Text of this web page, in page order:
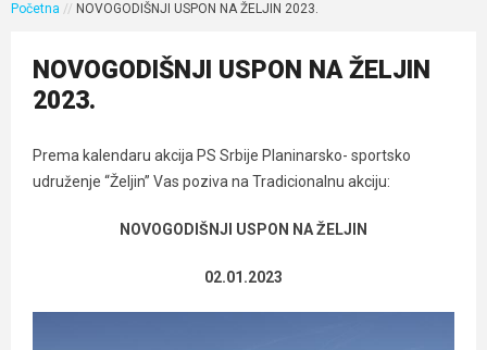
Početna // NOVOGODIŠNJI USPON NA ŽELJIN 2023.
NOVOGODIŠNJI USPON NA ŽELJIN
2023.
Prema kalendaru akcija PS Srbije Planinarsko- sportsko
udruženje “Željin” Vas poziva na Tradicionalnu akciju:
NOVOGODIŠNJI USPON NA ŽELJIN
02.01.2023